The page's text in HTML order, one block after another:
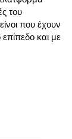
του
που έχουν
και με